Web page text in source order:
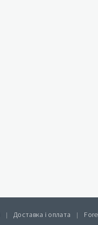
| Доставка і оплата |